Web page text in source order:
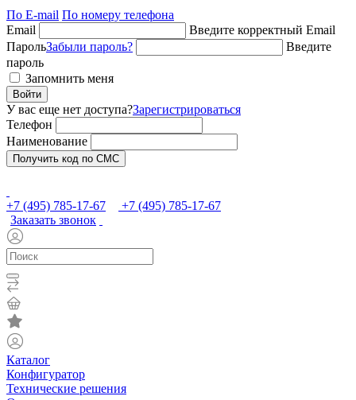
По E-mail По номеру телефона
Email
Введите корректный Email
ПарольЗабыли пароль?
Введите
пароль
Запомнить меня
Войти
У вас еще нет доступа?Зарегистрироваться
Телефон
Наименование
Получить код по СМС
+7 (495) 785-17-67
+7 (495) 785-17-67
Заказать звонок
Каталог
Конфигуратор
Технические решения